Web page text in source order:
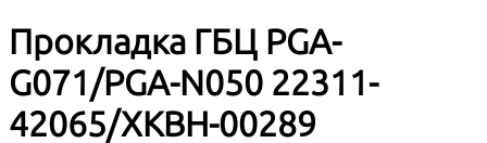
Прокладка ГБЦ PGA-
G071/PGA-N050 22311-
42065/XKBH-00289